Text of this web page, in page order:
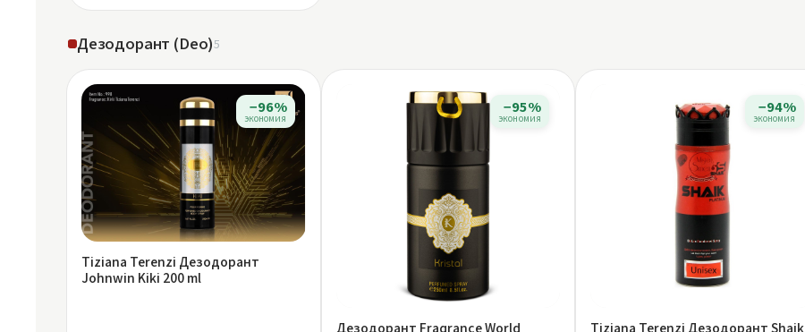
Дезодорант (Deo)5
−96%
экономия
Tiziana Terenzi Дезодорант
Johnwin Kiki 200 ml
−95%
экономия
Дезодорант Fragrance World
−94%
экономия
Tiziana Terenzi Дезодорант Shaik